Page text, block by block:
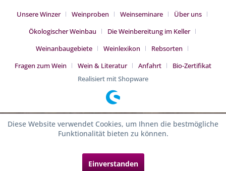
Unsere Winzer Weinproben Weinseminare
Über uns
Ökologischer Weinbau
Die Weinbereitung im Keller
Weinanbaugebiete
Weinlexikon
Rebsorten
Fragen zum Wein
Wein & Literatur Anfahrt
Bio-Zertifikat
Realisiert mit Shopware
Diese Website verwendet Cookies, um Ihnen die bestmögliche
Funktionalität bieten zu können.
Einverstanden